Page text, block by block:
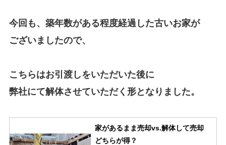
今回も、築年数がある程度経過した古いお家が
ございましたので、
こちらはお引渡しをいただいた後に
弊社にて解体させていただく形となりました。
家があるまま売却vs.解体して売却
どちらが得？